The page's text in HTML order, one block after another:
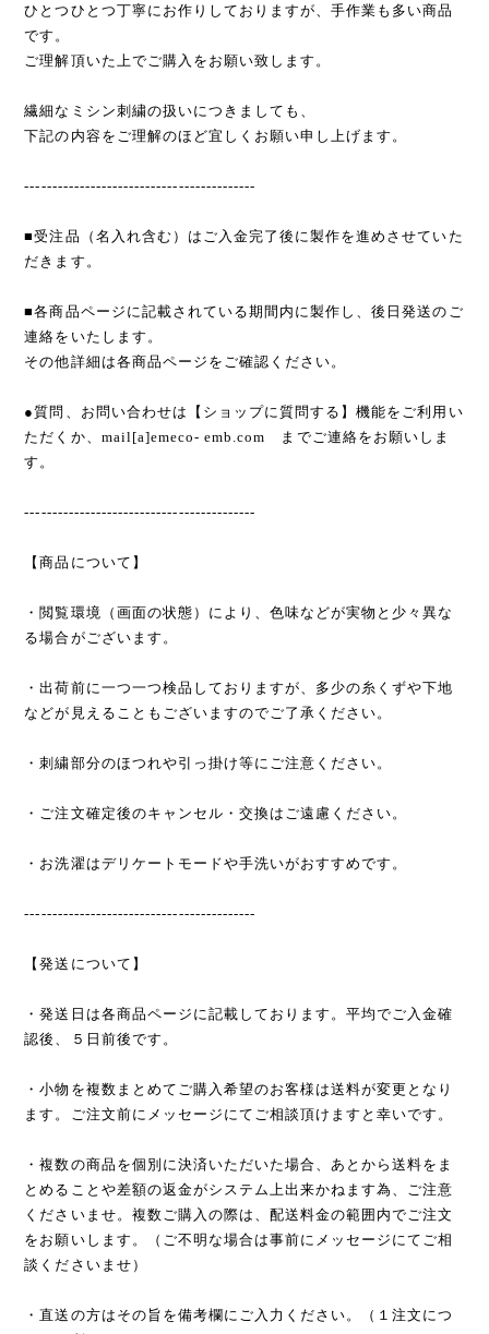
ひとつひとつ丁寧にお作りしておりますが、手作業も多い商品
です。
ご理解頂いた上でご購入をお願い致します。
繊細なミシン刺繍の扱いにつきましても、
下記の内容をご理解のほど宜しくお願い申し上げます。
------------------------------------------
■受注品（名入れ含む）はご入金完了後に製作を進めさせていた
だきます。
■各商品ページに記載されている期間内に製作し、後日発送のご
連絡をいたします。
その他詳細は各商品ページをご確認ください。
●質問、お問い合わせは【ショップに質問する】機能をご利用い
ただくか、mail[a]emeco- emb.com までご連絡をお願いしま
す。
------------------------------------------
【商品について】
・閲覧環境（画面の状態）により、色味などが実物と少々異な
る場合がございます。
・出荷前に一つ一つ検品しておりますが、多少の糸くずや下地
などが見えることもございますのでご了承ください。
・刺繍部分のほつれや引っ掛け等にご注意ください。
・ご注文確定後のキャンセル・交換はご遠慮ください。
・お洗濯はデリケートモードや手洗いがおすすめです。
------------------------------------------
【発送について】
・発送日は各商品ページに記載しております。平均でご入金確
認後、５日前後です。
・小物を複数まとめてご購入希望のお客様は送料が変更となり
ます。ご注文前にメッセージにてご相談頂けますと幸いです。
・複数の商品を個別に決済いただいた場合、あとから送料をま
とめることや差額の返金がシステム上出来かねます為、ご注意
くださいませ。複数ご購入の際は、配送料金の範囲内でご注文
をお願いします。（ご不明な場合は事前にメッセージにてご相
談くださいませ）
・直送の方はその旨を備考欄にご入力ください。（１注文につ